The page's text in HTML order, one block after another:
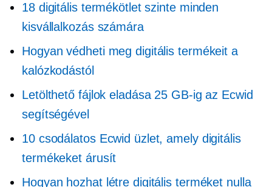
18 digitális termékötlet szinte minden
kisvállalkozás számára
Hogyan védheti meg digitális termékeit a
kalózkodástól
Letölthető fájlok eladása 25 GB-ig az Ecwid
segítségével
10 csodálatos Ecwid üzlet, amely digitális
termékeket árusít
Hogyan hozhat létre digitális terméket nulla